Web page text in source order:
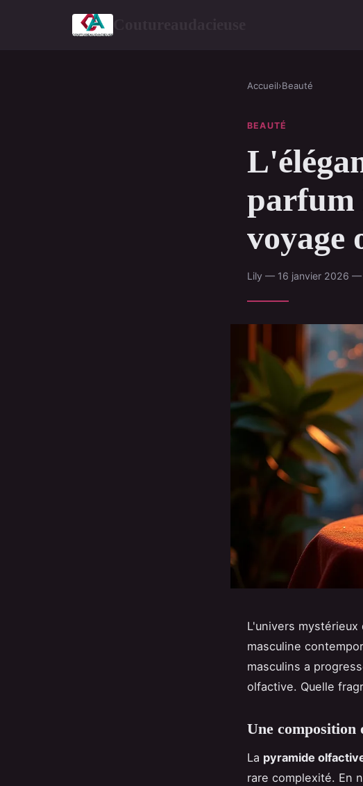
Accueil›Beauté
BEAUTÉ
parfum
voyage
Lily — 16 janvier 2026 —
L'univers mystérieux
masculine
masculins a
olfactive. Quelle
Une composition
La pyramide
rare complexité. En